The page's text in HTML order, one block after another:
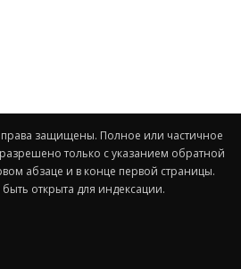
права защищены. Полное или частичное
только с указанием обратной
абзаце и в конце первой страницы.
открыта для индексации.